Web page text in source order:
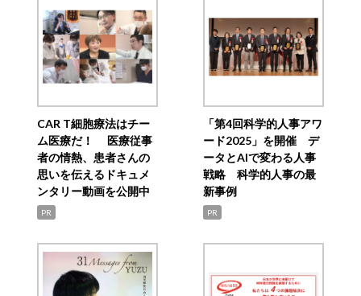
CAR T細胞療法はチー
ム医療だ！ 医療従事
者の情熱、患者さんの
思いを伝えるドキュメ
ンタリー動画を公開中
PR
「第4回科学的人事アワ
ード2025」を開催 デ
ータとAIで変わる人事
戦略 科学的人事の最
新事例
PR